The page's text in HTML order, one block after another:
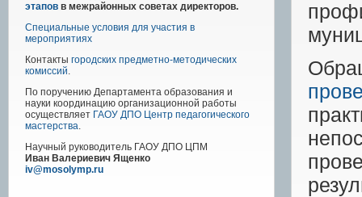
этапов в межрайонных советах директоров.
Специальные условия для участия в
мероприятиях
Контакты городских предметно-методических
комиссий.
По поручению Департамента образования и
науки координацию организационной работы
осуществляет ГАОУ ДПО Центр педагогического
мастерства.
Научный руководитель ГАОУ ДПО ЦПМ
Иван Валериевич Ященко
iv@mosolymp.ru